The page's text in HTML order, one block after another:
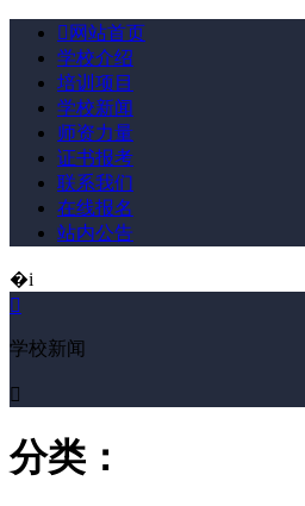
 网站首页
学校介绍
培训项目
学校新闻
师资力量
证书报考
联系我们
在线报名
站内公告
�i

学校新闻

分类：